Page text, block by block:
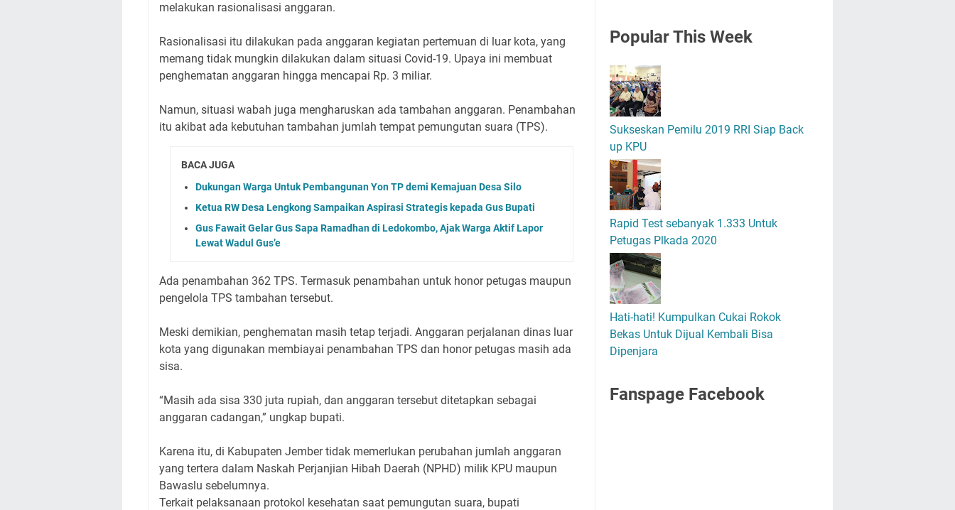
melakukan rasionalisasi anggaran.
Rasionalisasi itu dilakukan pada anggaran kegiatan pertemuan di luar kota, yang
memang tidak mungkin dilakukan dalam situasi Covid-19. Upaya ini membuat
penghematan anggaran hingga mencapai Rp. 3 miliar.
Namun, situasi wabah juga mengharuskan ada tambahan anggaran. Penambahan
itu akibat ada kebutuhan tambahan jumlah tempat pemungutan suara (TPS).
BACA JUGA
Dukungan Warga Untuk Pembangunan Yon TP demi Kemajuan Desa Silo
Ketua RW Desa Lengkong Sampaikan Aspirasi Strategis kepada Gus Bupati
Gus Fawait Gelar Gus Sapa Ramadhan di Ledokombo, Ajak Warga Aktif Lapor
Lewat Wadul Gus’e
Ada penambahan 362 TPS. Termasuk penambahan untuk honor petugas maupun
pengelola TPS tambahan tersebut.
Meski demikian, penghematan masih tetap terjadi. Anggaran perjalanan dinas luar
kota yang digunakan membiayai penambahan TPS dan honor petugas masih ada
sisa.
“Masih ada sisa 330 juta rupiah, dan anggaran tersebut ditetapkan sebagai
anggaran cadangan,” ungkap bupati.
Karena itu, di Kabupaten Jember tidak memerlukan perubahan jumlah anggaran
yang tertera dalam Naskah Perjanjian Hibah Daerah (NPHD) milik KPU maupun
Bawaslu sebelumnya.
Terkait pelaksanaan protokol kesehatan saat pemungutan suara, bupati
PopularThis Week
Sukseskan Pemilu 2019 RRI Siap Back
up KPU
Rapid Test sebanyak 1.333 Untuk
Petugas Plkada 2020
Hati-hati! Kumpulkan Cukai Rokok
Bekas Untuk Dijual Kembali Bisa
Dipenjara
Fanspage Facebook